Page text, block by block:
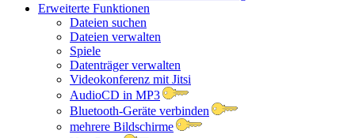
Erweiterte Funktionen
Dateien suchen
Dateien verwalten
Spiele
Datenträger verwalten
Videokonferenz mit Jitsi
AudioCD in MP3
Bluetooth-Geräte verbinden
mehrere Bildschirme